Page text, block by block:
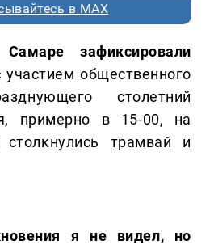
в MAX
зафиксировали
участием общественного
столетний
примерно в 15-00, на
трамвай и
я не видел, но